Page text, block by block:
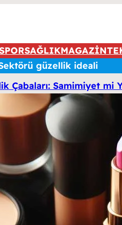
SAĞLIKMAGAZİN
güzellik ideali
Samimiyet mi